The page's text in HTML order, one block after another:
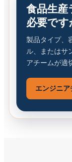
食品生
必要です
製品タイプ、
ル、またはサ
アチームが適
エンジニ